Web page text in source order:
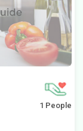
1 People